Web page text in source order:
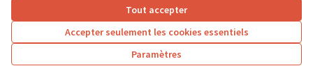
Tout accepter
Accepter seulement les cookies essentiels
Paramètres